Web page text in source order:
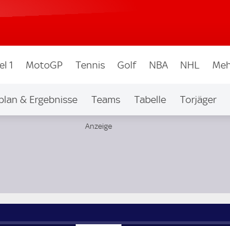
1 MotoGP Tennis Golf NBA NHL
& Ergebnisse Teams Tabelle Torjäger